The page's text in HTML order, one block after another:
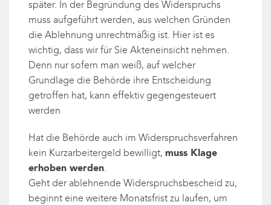
später. In der Begründung des Widerspruchs
muss aufgeführt werden, aus welchen Gründen
die Ablehnung unrechtmäßig ist. Hier ist es
wichtig, dass wir für Sie Akteneinsicht nehmen.
Denn nur sofern man weiß, auf welcher
Grundlage die Behörde ihre Entscheidung
getroffen hat, kann effektiv gegengesteuert
werden
Hat die Behörde auch im Widerspruchsverfahren
kein Kurzarbeitergeld bewilligt, muss Klage
erhoben werden.
Geht der ablehnende Widerspruchsbescheid zu,
beginnt eine weitere Monatsfrist zu laufen, um